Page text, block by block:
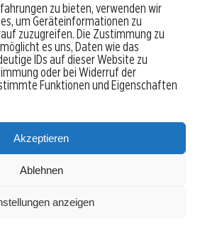
zu bieten, verwenden wir
um Geräteinformationen zu
zuzugreifen. Die Zustimmung zu
es uns, Daten wie das
IDs auf dieser Website zu
oder bei Widerruf der
Funktionen und Eigenschaften
Akzeptieren
Ablehnen
anzeigen